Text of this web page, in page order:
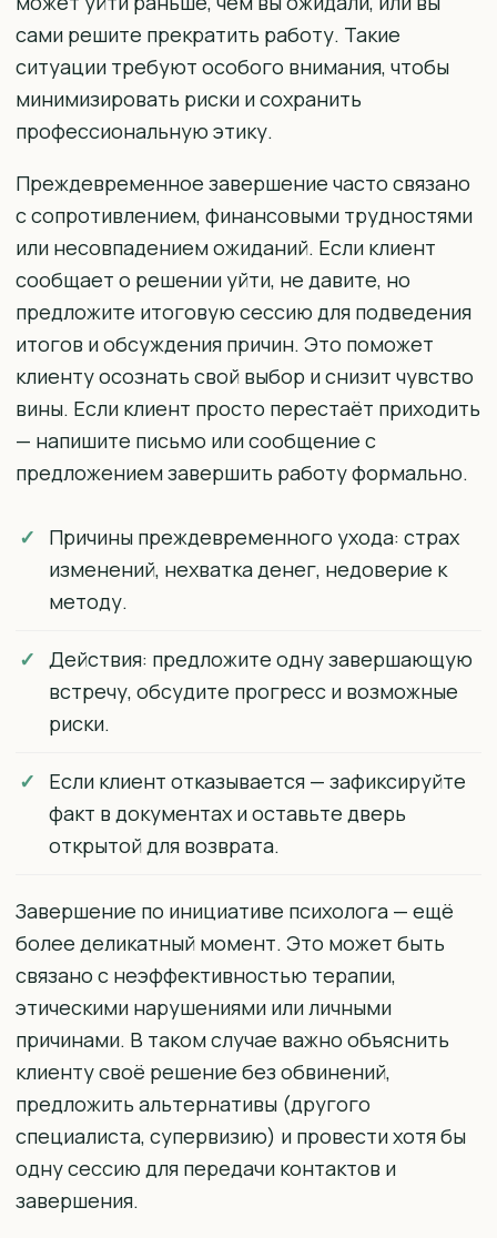
сами решите прекратить работу. Такие
ситуации требуют особого внимания, чтобы
минимизировать риски и сохранить
профессиональную этику.
Преждевременное завершение часто связано
с сопротивлением, финансовыми трудностями
или несовпадением ожиданий. Если клиент
сообщает о решении уйти, не давите, но
предложите итоговую сессию для подведения
итогов и обсуждения причин. Это поможет
клиенту осознать свой выбор и снизит чувство
вины. Если клиент просто перестаёт приходить
— напишите письмо или сообщение с
предложением завершить работу формально.
Причины преждевременного ухода: страх
изменений, нехватка денег, недоверие к
методу.
Действия: предложите одну завершающую
встречу, обсудите прогресс и возможные
риски.
Если клиент отказывается — зафиксируйте
факт в документах и оставьте дверь
открытой для возврата.
Завершение по инициативе психолога — ещё
более деликатный момент. Это может быть
связано с неэффективностью терапии,
этическими нарушениями или личными
причинами. В таком случае важно объяснить
клиенту своё решение без обвинений,
предложить альтернативы (другого
специалиста, супервизию) и провести хотя бы
одну сессию для передачи контактов и
завершения.